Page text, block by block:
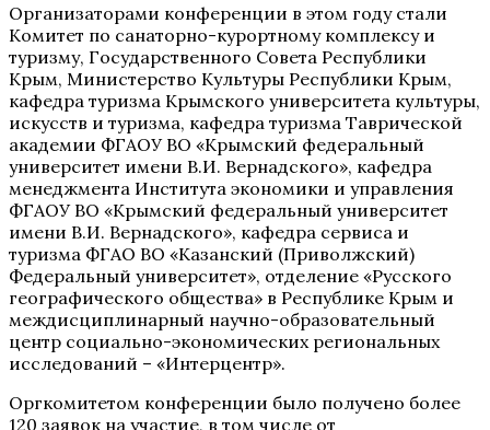
Организаторами конференции в этом году стали
Комитет по санаторно-курортному комплексу и
туризму, Государственного Совета Республики
Крым, Министерство Культуры Республики Крым,
кафедра туризма Крымского университета культуры,
искусств и туризма, кафедра туризма Таврической
академии ФГАОУ ВО «Крымский федеральный
университет имени В.И. Вернадского», кафедра
менеджмента Института экономики и управления
ФГАОУ ВО «Крымский федеральный университет
имени В.И. Вернадского», кафедра сервиса и
туризма ФГАО ВО «Казанский (Приволжский)
Федеральный университет», отделение «Русского
географического общества» в Республике Крым и
междисциплинарный научно-образовательный
центр социально-экономических региональных
исследований – «Интерцентр».
Оргкомитетом конференции было получено более
120 заявок на участие, в том числе от